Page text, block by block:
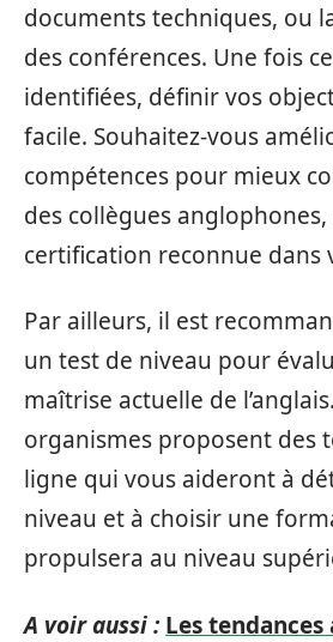
documents techniques, ou
des conférences. Une fois
identifiées, définir vos
facile. Souhaitez-vous
compétences pour mieux
des collègues
certification reconnue dans
Par ailleurs, il est
un test de niveau pour
maîtrise actuelle de
organismes proposent des
ligne qui vous aideront à
niveau et à choisir une
propulsera au niveau
A voir aussi : Les